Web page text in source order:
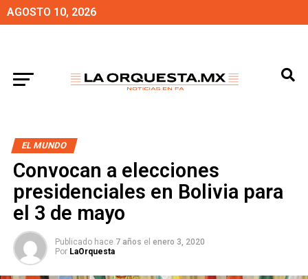
AGOSTO 10, 2026
EL MUNDO
Convocan a elecciones
presidenciales en Bolivia para
el 3 de mayo
Publicado hace 7 años el enero 3, 2020
Por LaOrquesta